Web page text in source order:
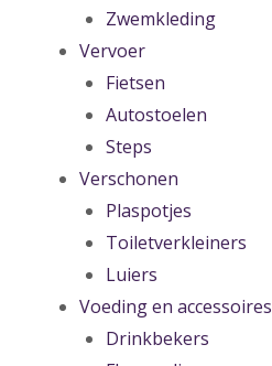
Zwemkleding
Vervoer
Fietsen
Autostoelen
Steps
Verschonen
Plaspotjes
Toiletverkleiners
Luiers
Voeding en accessoires
Drinkbekers